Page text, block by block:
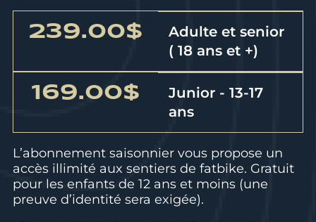
239.00$
Adulte et senior
( 18 ans et +)
169.00$
Junior - 13-17
ans
L’abonnement saisonnier vous propose un
accès illimité aux sentiers de fatbike. Gratuit
pour les enfants de 12 ans et moins (une
preuve d’identité sera exigée).